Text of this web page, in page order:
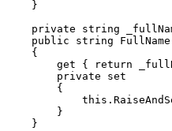
    }
private string
    public string FullName
    {
get { return
        private set
        {
        }
    }